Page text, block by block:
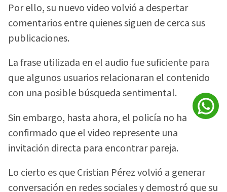
Por ello, su nuevo video volvió a despertar
comentarios entre quienes siguen de cerca sus
publicaciones.
La frase utilizada en el audio fue suficiente para
que algunos usuarios relacionaran el contenido
con una posible búsqueda sentimental.
Sin embargo, hasta ahora, el policía no ha
confirmado que el video represente una
invitación directa para encontrar pareja.
Lo cierto es que Cristian Pérez volvió a generar
conversación en redes sociales y demostró que su